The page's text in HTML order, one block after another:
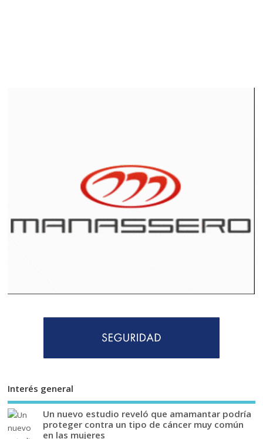
Interés general
Un nuevo estudio reveló que amamantar podría
proteger contra un tipo de cáncer muy común
en las mujeres